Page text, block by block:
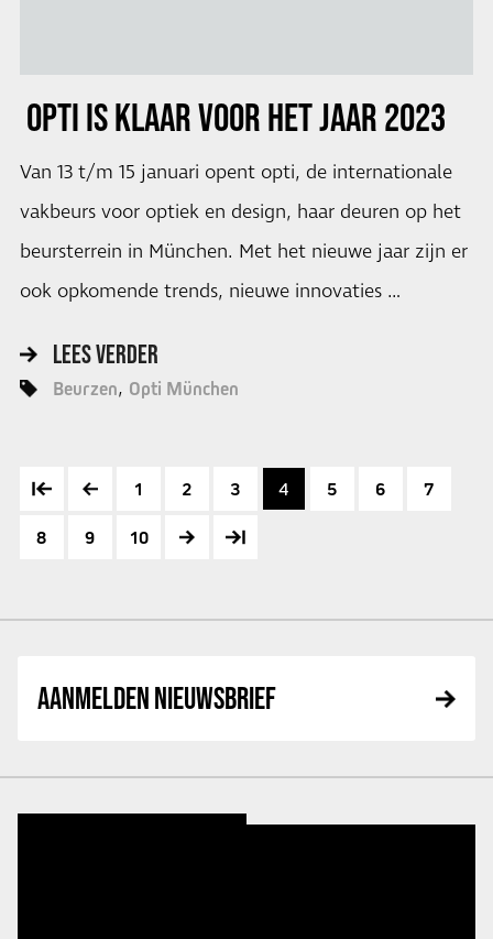
OPTI IS KLAAR VOOR HET JAAR 2023
Van 13 t/m 15 januari opent opti, de internationale
vakbeurs voor optiek en design, haar deuren op het
beursterrein in München. Met het nieuwe jaar zijn er
ook opkomende trends, nieuwe innovaties …
LEES VERDER
Beurzen Opti München
1 2 3 4 5 6 7
8 9 10
AANMELDEN NIEUWSBRIEF